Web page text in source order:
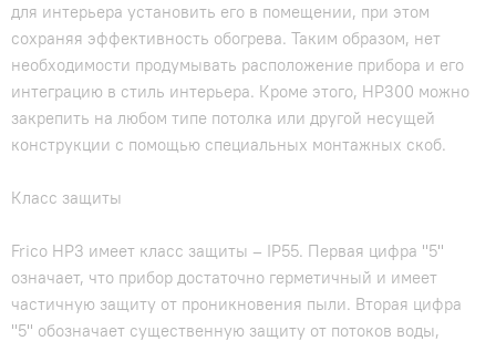
для интерьера установить его в помещении, при этом
сохраняя эффективность обогрева. Таким образом, нет
необходимости продумывать расположение прибора и его
интеграцию в стиль интерьера. Кроме этого, HP300 можно
закрепить на любом типе потолка или другой несущей
конструкции с помощью специальных монтажных скоб.
Класс защиты
Frico HP3 имеет класс защиты – IP55. Первая цифра "5"
означает, что прибор достаточно герметичный и имеет
частичную защиту от проникновения пыли. Вторая цифра
"5" обозначает существенную защиту от потоков воды,